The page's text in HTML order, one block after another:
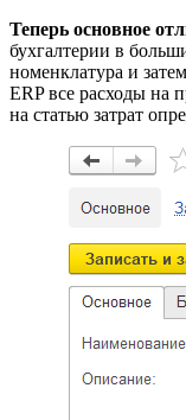
Теперь основное
бухгалтерии в
номенклатура и
ERP все расходы на
на статью затрат